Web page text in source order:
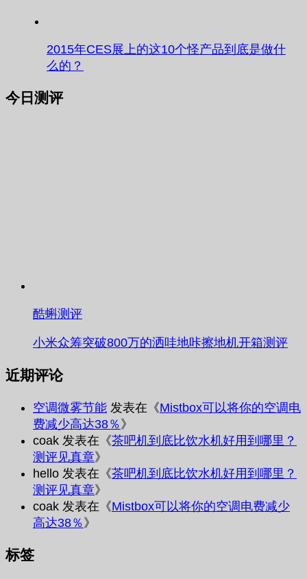
2015年CES展上的这10个怪产品到底是做什
么的？
今日测评
酷蝌测评
小米众筹突破800万的洒哇地咔擦地机开箱测评
近期评论
空调微雾节能 发表在《Mistbox可以将你的空调电
费减少高达38％》
coak 发表在《茶吧机到底比饮水机好用到哪里？
测评见真章》
hello 发表在《茶吧机到底比饮水机好用到哪里？
测评见真章》
coak 发表在《Mistbox可以将你的空调电费减少
高达38％》
标签